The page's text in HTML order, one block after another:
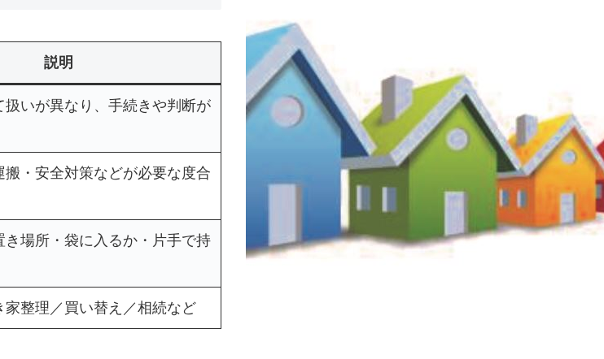
説明
扱いが異なり、手続きや判断が
搬・安全対策などが必要な度合
き場所・袋に入るか・片手で持
家整理／買い替え／相続など